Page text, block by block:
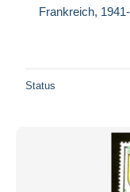
Frankreich,
Status